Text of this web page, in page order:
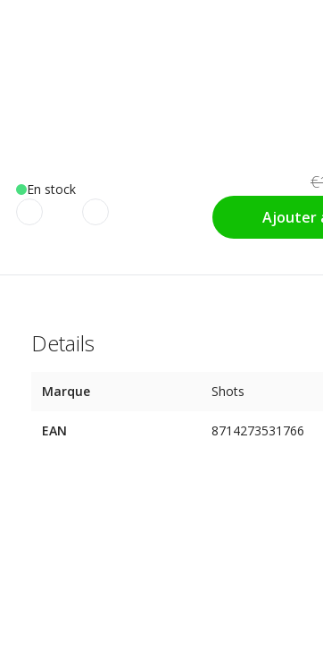
En stock
Ajouter
Details
Marque Shots
EAN 8714273531766